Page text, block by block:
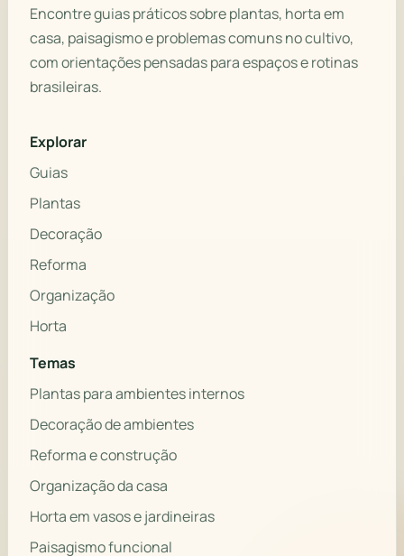
Encontre guias práticos sobre plantas, horta em
casa, paisagismo e problemas comuns no cultivo,
com orientações pensadas para espaços e rotinas
brasileiras.
Explorar
Guias
Plantas
Decoração
Reforma
Organização
Horta
Temas
Plantas para ambientes internos
Decoração de ambientes
Reforma e construção
Organização da casa
Horta em vasos e jardineiras
Paisagismo funcional